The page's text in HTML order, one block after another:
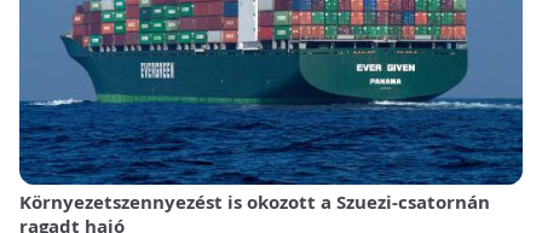
Környezetszennyezést is okozott a Szuezi-csatornán
ragadt hajó